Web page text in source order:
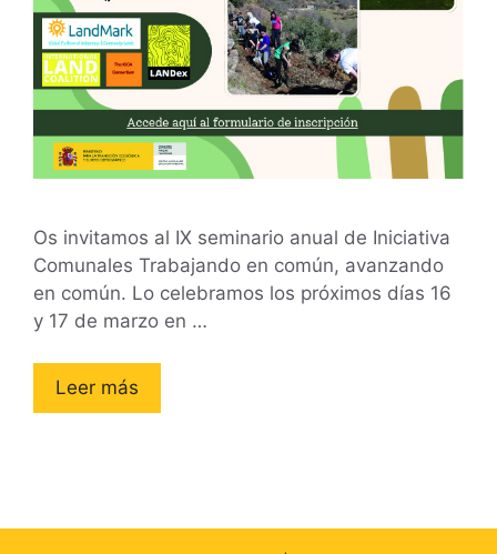
Os invitamos al IX seminario anual de Iniciativa
Comunales Trabajando en común, avanzando
en común. Lo celebramos los próximos días 16
y 17 de marzo en …
Leer más